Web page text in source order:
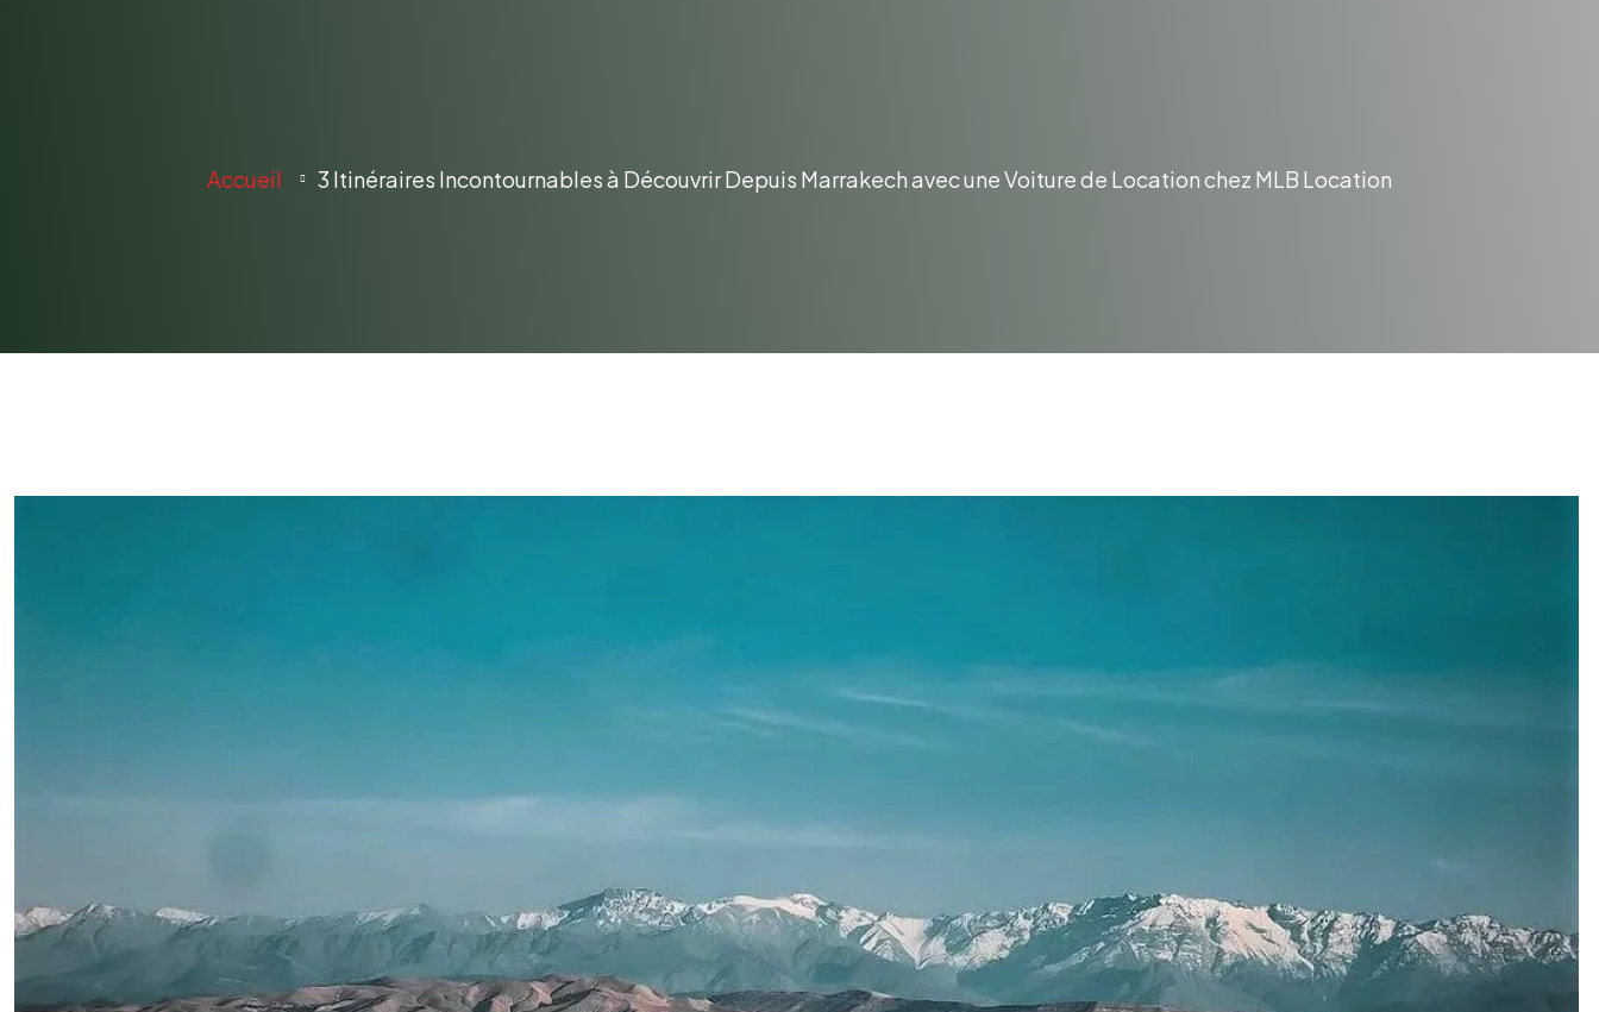
Accueil 3 Itinéraires Incontournables à Découvrir Depuis Marrakech avec une Voiture de Location chez MLB Location